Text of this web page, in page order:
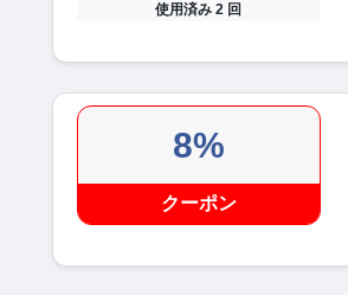
使用済み 2 回
8%
クーポン